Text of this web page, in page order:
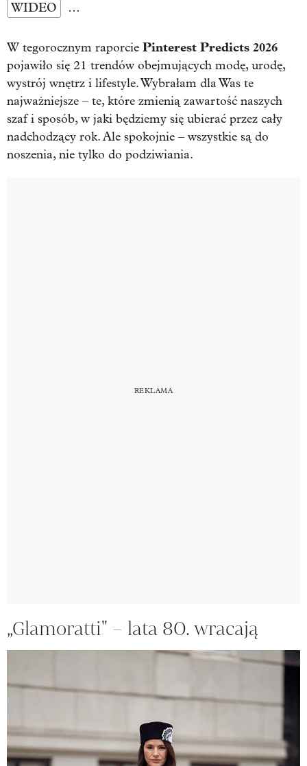
WIDEO …
W tegorocznym raporcie Pinterest Predicts 2026
pojawiło się 21 trendów obejmujących modę, urodę,
wystrój wnętrz i lifestyle. Wybrałam dla Was te
najważniejsze – te, które zmienią zawartość naszych
szaf i sposób, w jaki będziemy się ubierać przez cały
nadchodzący rok. Ale spokojnie – wszystkie są do
noszenia, nie tylko do podziwiania.
„Glamoratti" – lata 80. wracają